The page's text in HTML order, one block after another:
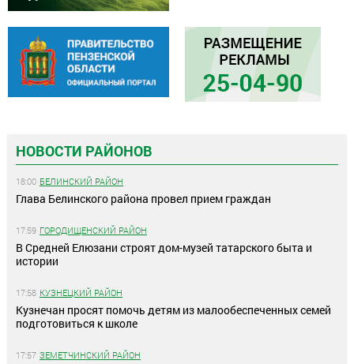
НОВОСТИ РАЙОНОВ
18:00 БЕЛИНСКИЙ РАЙОН
Глава Белинского района провел прием граждан
17:59 ГОРОДИЩЕНСКИЙ РАЙОН
В Средней Елюзани строят дом-музей татарского быта и
истории
17:58 КУЗНЕЦКИЙ РАЙОН
Кузнечан просят помочь детям из малообеспеченных семей
подготовиться к школе
17:57 ЗЕМЕТЧИНСКИЙ РАЙОН